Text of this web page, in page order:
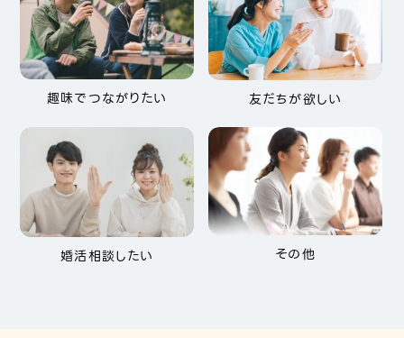
趣味でつながりたい 友だちが欲しい
婚活相談したい その他